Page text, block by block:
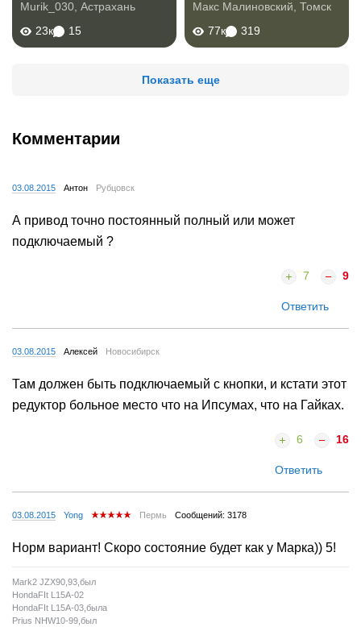
Murik_030 Астрахань
23к
15
Макс Малиновский Томск
77к
319
Показать еще
Комментарии
03.08.2015 Антон Рубцовск
А привод точно постоянный полный или может
подключаемый ?
7 9
Ответить
03.08.2015 Алексей Новосибирск
Там должен быть подключаемый с кнопки, и кстати этот
редуктор больное место что на Ипсумах, что на Гайках.
6 16
Ответить
03.08.2015 Yong Пермь Сообщений: 3178
Норм вариант! Скоро состояние будет как у Марка)) 5!
Mark2 JZX90,93,был
HondaFIt L15A-02
HondaFIt L15A-03,была
Prius NHW10-99,был